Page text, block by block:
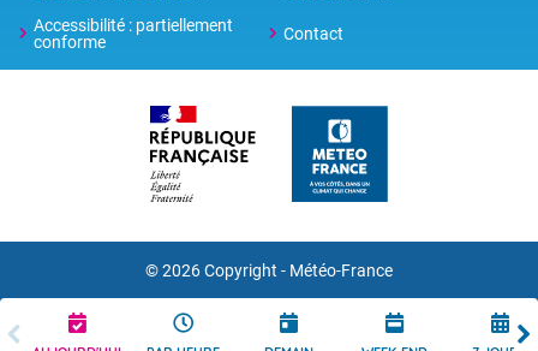
Accessibilité : partiellement
conforme
Contact
© 2026 Copyright - Météo-France